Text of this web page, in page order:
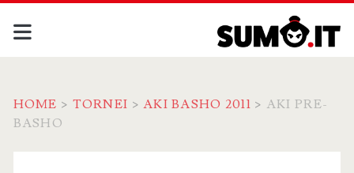
HOME > TORNEI >AKI BASHO 2011 > AKI PRE-
BASHO